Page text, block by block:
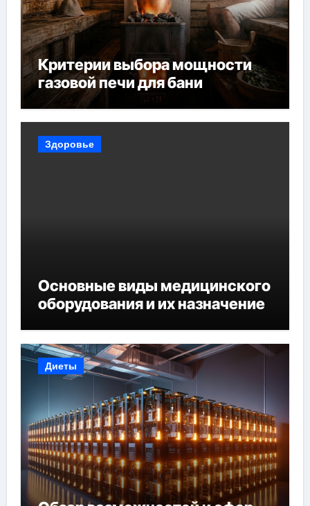
Критерии выбора мощности
газовой печи для бани
Здоровье
Основные виды медицинского
оборудования и их назначение
Диеты